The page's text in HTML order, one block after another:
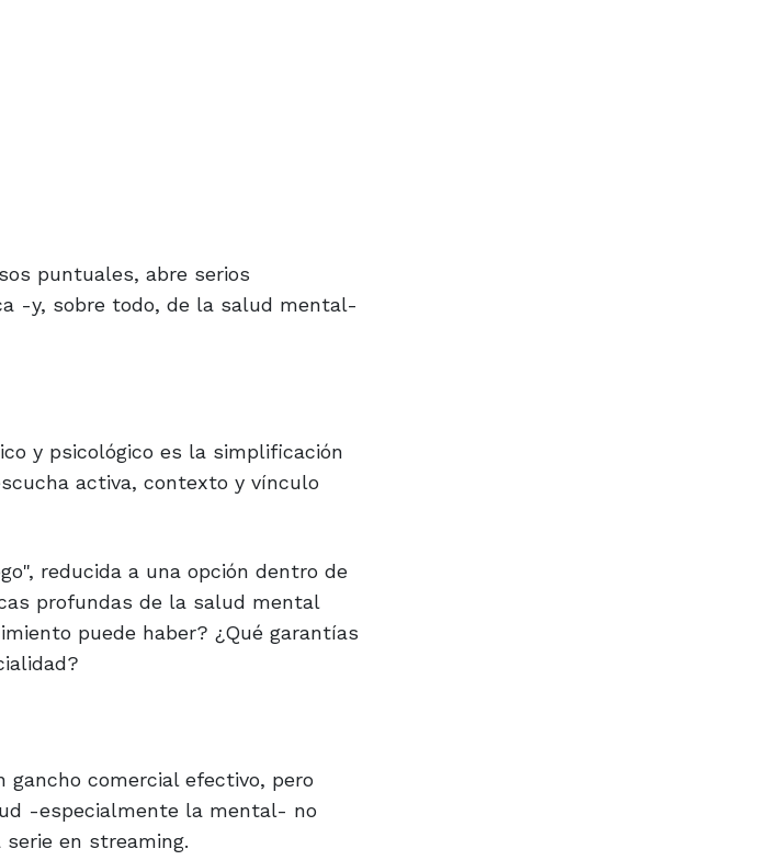
puntuales, abre serios
-y, sobre todo, de la salud mental-
y psicológico es la simplificación
activa, contexto y vínculo
reducida a una opción dentro de
profundas de la salud mental
puede haber? ¿Qué garantías
comercial efectivo, pero
-especialmente la mental- no
en streaming.